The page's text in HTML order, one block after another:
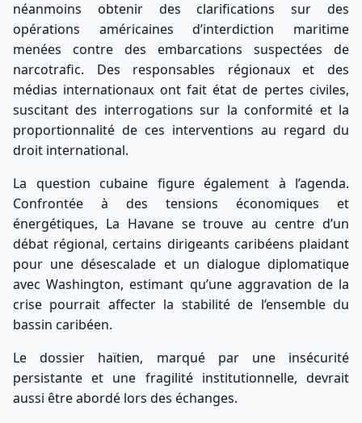
néanmoins obtenir des clarifications sur des
opérations américaines d’interdiction maritime
menées contre des embarcations suspectées de
narcotrafic. Des responsables régionaux et des
médias internationaux ont fait état de pertes civiles,
suscitant des interrogations sur la conformité et la
proportionnalité de ces interventions au regard du
droit international.
La question cubaine figure également à l’agenda.
Confrontée à des tensions économiques et
énergétiques, La Havane se trouve au centre d’un
débat régional, certains dirigeants caribéens plaidant
pour une désescalade et un dialogue diplomatique
avec Washington, estimant qu’une aggravation de la
crise pourrait affecter la stabilité de l’ensemble du
bassin caribéen.
Le dossier haïtien, marqué par une insécurité
persistante et une fragilité institutionnelle, devrait
aussi être abordé lors des échanges.